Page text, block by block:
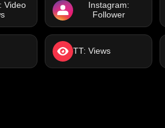
Video
Instagram:
Follower
TT: Views